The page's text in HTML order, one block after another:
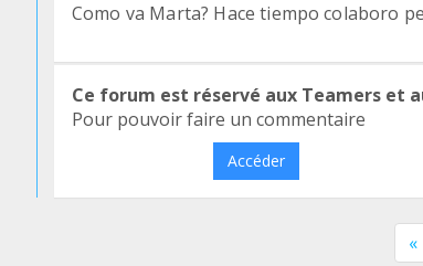
Como va Marta? Hace tiempo colaboro
Ce forum est réservé aux Teamers et
Pour pouvoir faire un commentaire
Accéder
«